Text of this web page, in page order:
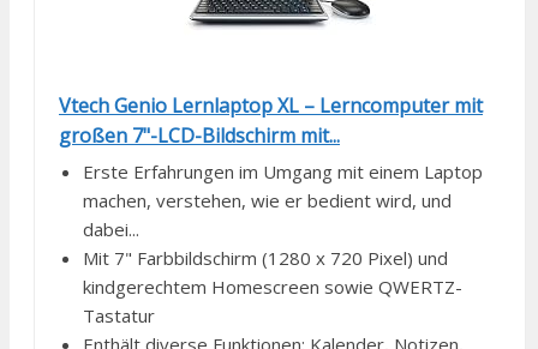
Vtech Genio Lernlaptop XL – Lerncomputer mit
großen 7"-LCD-Bildschirm mit...
Erste Erfahrungen im Umgang mit einem Laptop
machen, verstehen, wie er bedient wird, und
dabei...
Mit 7" Farbbildschirm (1280 x 720 Pixel) und
kindgerechtem Homescreen sowie QWERTZ-
Tastatur